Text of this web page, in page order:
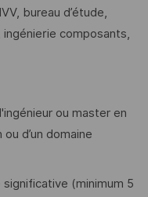
bureau d’étude,
composants,
ou master en
d’un domaine
significative (minimum 5